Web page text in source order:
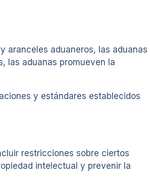
aranceles aduaneros, las aduanas
las aduanas promueven la
y estándares establecidos
restricciones sobre ciertos
intelectual y prevenir la